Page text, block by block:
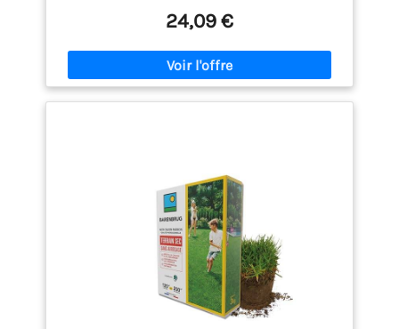
embruns chargés de sel. Il demande peu d'arrosage
Supportant les fortes chaleurs : Grâce à la Fétuque
élevée, ce mélange saura traverser l’été et reverdir
après. Il s'adapte aux sols filtrants et/ou peu
profonds. Après les stress estivaux, il conservera
ses qualités esthétiques au fil des ans Dense et
développement des adventives Avec Fétuque élevée
rhizomateuse (RTF) : Son maillage racinaire à
rhizomes offre une autoréparation naturelle. Elle
recolonise les espaces vides et résiste à la
sécheresse et aux fortes chaleurs. Sa résistance au
piétinement, à l'arrachement sont accrues Le
conseil du pro : Dans les zones de bords de mer,
après des conditions avec un fort vent marin,
pensez à parfaitement rincer votre gazon pour un
24,09 €